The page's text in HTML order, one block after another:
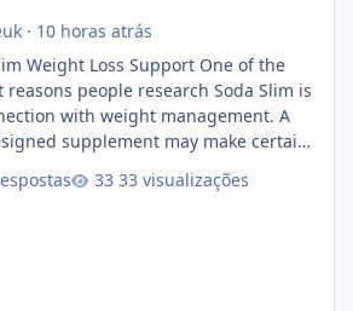
· 10 horas atrás
Weight Loss Support One of the
reasons people research Soda Slim is
with weight management. A
supplement may make certain
depending on its ingredients and
33 visualizações